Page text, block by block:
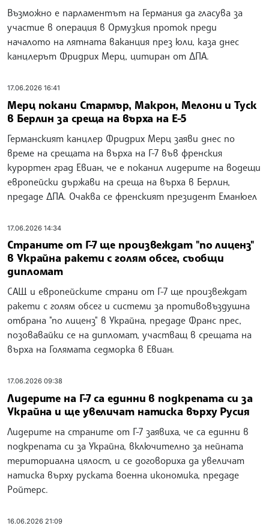
Възможно е парламентът на Германия да гласува за
участие в операция в Ормузкия проток преди
началото на лятната ваканция през юли, каза днес
канцлерът Фридрих Мерц, цитиран от ДПА.
17.06.2026 16:41
Мерц покани Стармър, Макрон, Мелони и Туск
в Берлин за среща на върха на Е-5
Германският канцлер Фридрих Мерц заяви днес по
време на срещата на върха на Г-7 във френския
курортен град Евиан, че е поканил лидерите на водещи
европейски държави на среща на върха в Берлин,
предаде ДПА. Очаква се френският президент Еманюел
17.06.2026 14:34
Страните от Г-7 ще произвеждат "по лиценз"
в Украйна ракети с голям обсег, съобщи
дипломат
САЩ и европейските страни от Г-7 ще произвеждат
ракети с голям обсег и системи за противовъздушна
отбрана "по лиценз" в Украйна, предаде Франс прес,
позовавайки се на дипломат, участващ в срещата на
върха на Голямата седморка в Евиан.
17.06.2026 09:38
Лидерите на Г-7 са единни в подкрепата си за
Украйна и ще увеличат натиска върху Русия
Лидерите на страните от Г-7 заявиха, че са единни в
подкрепата си за Украйна, включително за нейната
териториална цялост, и се договориха да увеличат
натиска върху руската военна икономика, предаде
Ройтерс.
16.06.2026 21:09